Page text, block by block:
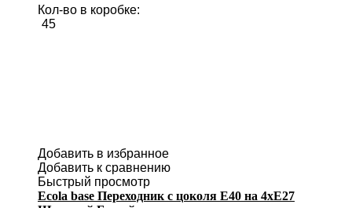
Кол-во в коробке:
45
Добавить в избранное
Добавить к сравнению
Быстрый просмотр
Ecola base Переходник с цоколя E40 на 4хE27